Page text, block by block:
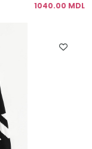
1040.00 MDL